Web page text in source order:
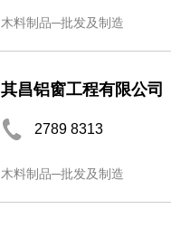
木料制品─批发及制造
其昌铝窗工程有限公司
2789 8313
木料制品─批发及制造